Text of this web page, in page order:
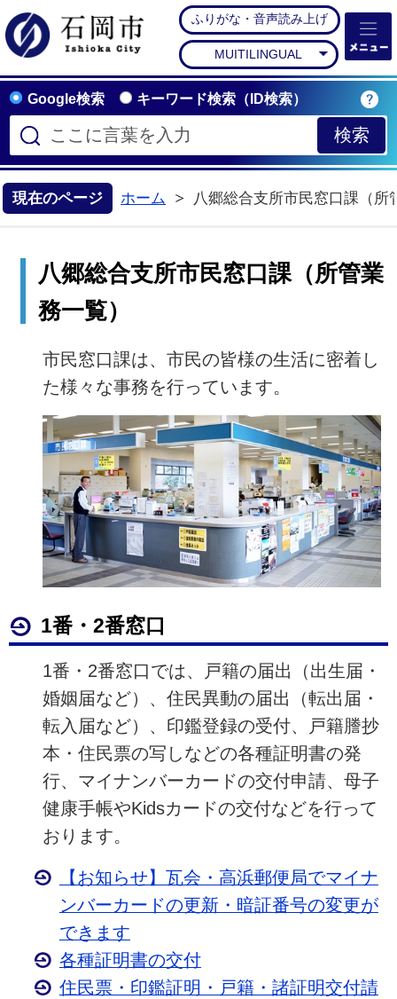
石岡市公式ホームペー
ふりがな・音声読み上げ
MUITILINGUAL
Google検索 キーワード検索（ID検索）
現在のページ ホーム 八郷総合支所市民窓口課（所
八郷総合支所市民窓口課（所管業
務一覧）
市民窓口課は、市民の皆様の生活に密着し
た様々な事務を行っています。
1番・2番窓口
1番・2番窓口では、戸籍の届出（出生届・
婚姻届など）、住民異動の届出（転出届・
転入届など）、印鑑登録の受付、戸籍謄抄
本・住民票の写しなどの各種証明書の発
行、マイナンバーカードの交付申請、母子
健康手帳やKidsカードの交付などを行って
おります。
【お知らせ】瓦会・高浜郵便局でマイナ
ンバーカードの更新・暗証番号の変更が
できます
各種証明書の交付
住民票・印鑑証明・戸籍・諸証明交付請